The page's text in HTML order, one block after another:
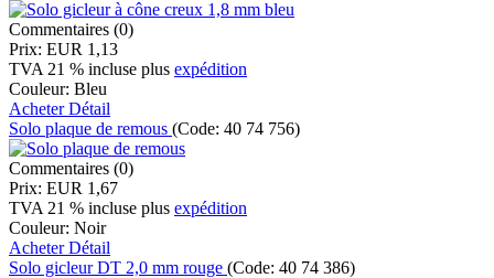
Commentaires (0)
Prix: EUR 1,13
TVA 21 % incluse plus expédition
Couleur: Bleu
AcheterDétail
Solo plaque de remous (Code: 40 74 756)
Commentaires (0)
Prix: EUR 1,67
TVA 21 % incluse plus expédition
Couleur: Noir
AcheterDétail
Solo gicleur DT 2,0 mm rouge (Code: 40 74 386)